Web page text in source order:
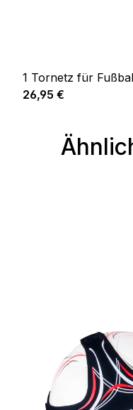
1 Tornetz für
Regulärer Preis:
26,95 €
Produktgalerie